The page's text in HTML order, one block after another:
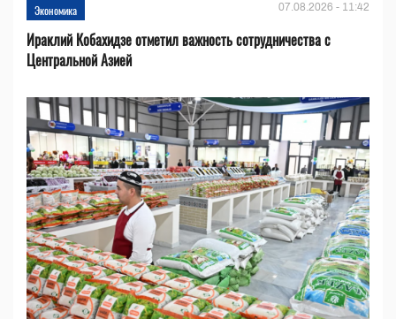
Экономика 07.08.2026 - 11:42
Ираклий Кобахидзе отметил важность сотрудничества с
Центральной Азией